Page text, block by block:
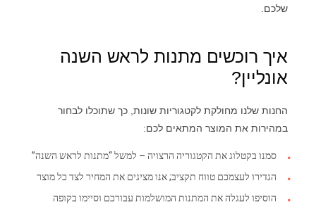
שלכם.
איך רוכשים מתנות לראש השנה
אונליין?
החנות שלנו מחולקת לקטגוריות שונות, כך שתוכלו לבחור
במהירות את המוצר המתאים לכם:
סמנו בקטלוג את הקטגוריה הרצויה – למשל “מתנות לראש השנה”
הגדירו לעצמכם טווח תקציב; אנו מציגים את המחיר לצד כל מוצר
הוסיפו לעגלה את המתנות המושלמות עבורכם וסיימו בקופה